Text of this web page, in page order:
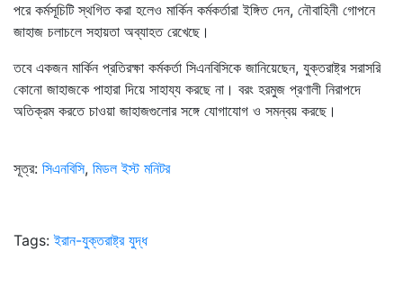
পরে কর্মসূচিটি স্থগিত করা হলেও মার্কিন কর্মকর্তারা ইঙ্গিত দেন, নৌবাহিনী গোপনে
জাহাজ চলাচলে সহায়তা অব্যাহত রেখেছে।
তবে একজন মার্কিন প্রতিরক্ষা কর্মকর্তা সিএনবিসিকে জানিয়েছেন, যুক্তরাষ্ট্র সরাসরি
কোনো জাহাজকে পাহারা দিয়ে সাহায্য করছে না। বরং হরমুজ প্রণালী নিরাপদে
অতিক্রম করতে চাওয়া জাহাজগুলোর সঙ্গে যোগাযোগ ও সমন্বয় করছে।
সূত্র: সিএনবিসি, মিডল ইস্ট মনিটর
Tags: ইরান-যুক্তরাষ্ট্র যুদ্ধ